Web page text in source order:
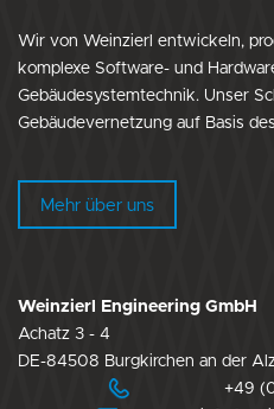
Weinzierl Engineering GmbH
Achatz 3 - 4
DE-84508 Burgkirchen an der
+49
Wir von Weinzierl entwickeln,
komplexe Software- und
Gebäudesystemtechnik. Unser
Gebäudevernetzung auf Basis
Mehr über uns